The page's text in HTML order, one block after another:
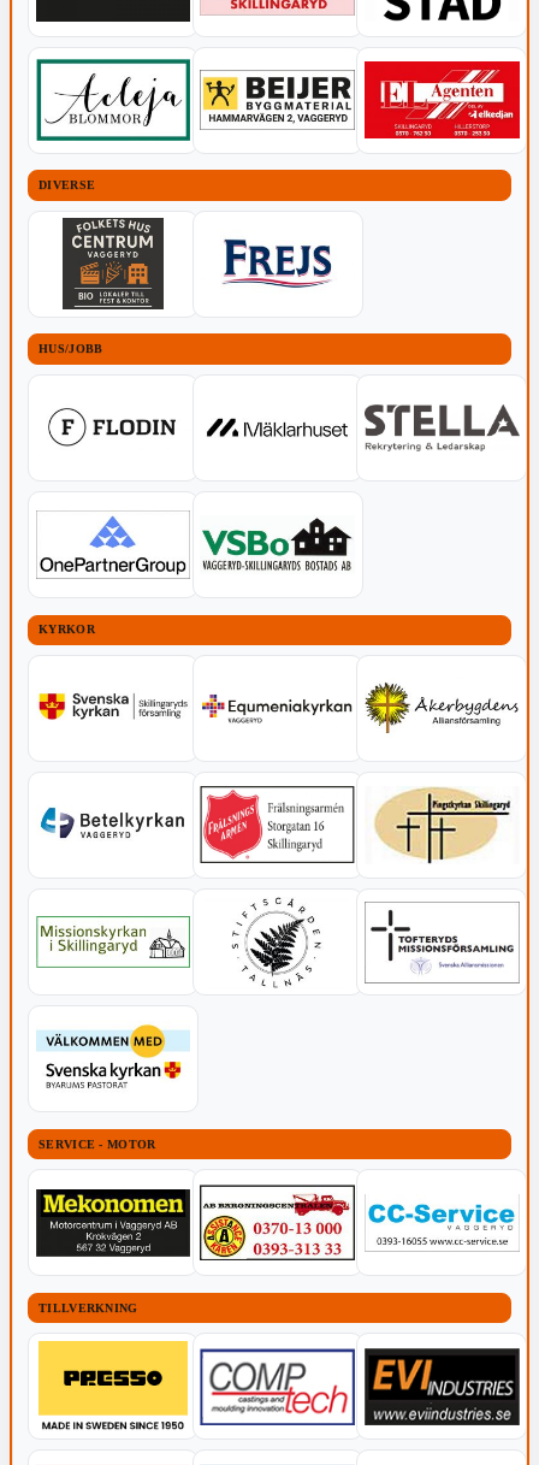
DIVERSE
HUS/JOBB
KYRKOR
SERVICE - MOTOR
TILLVERKNING